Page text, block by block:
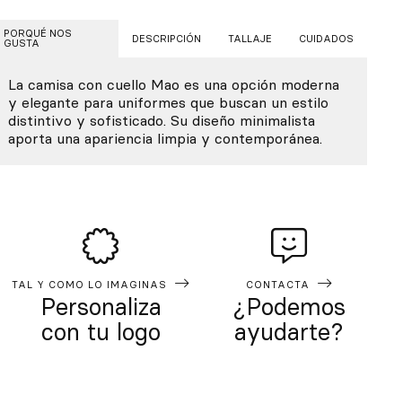
PORQUÉ NOS
GUSTA DESCRIPCIÓN TALLAJE CUIDADOS
La camisa con cuello Mao es una opción moderna
y elegante para uniformes que buscan un estilo
distintivo y sofisticado. Su diseño minimalista
aporta una apariencia limpia y contemporánea.
TAL Y COMO LO IMAGINAS
Personaliza
con tu logo
CONTACTA
¿Podemos
ayudarte?